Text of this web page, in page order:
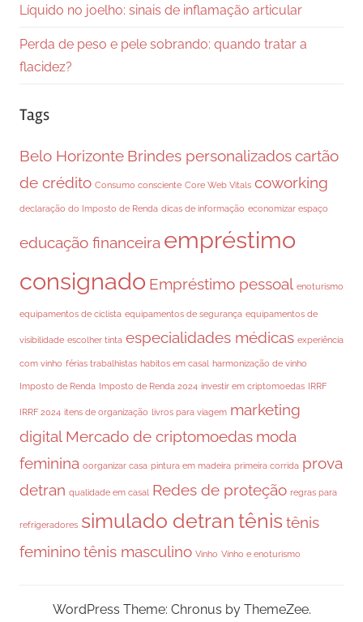
Líquido no joelho: sinais de inflamação articular
Perda de peso e pele sobrando: quando tratar a
flacidez?
Tags
Belo Horizonte Brindes personalizadoscartão
de crédito Consumo consciente Core Web Vitals coworking
declaração do Imposto de Renda dicas de informação economizar espaço
educação financeira empréstimo
consignado Empréstimo pessoal enoturismo
equipamentos de ciclista equipamentos de segurança equipamentos de
visibilidade escolher tinta especialidades médicas experiência
com vinho férias trabalhistas habitos em casal harmonização de vinho
Imposto de Renda Imposto de Renda 2024 investir em criptomoedas IRRF
IRRF 2024 itens de organização livros para viagem marketing
digital Mercado de criptomoedas moda
feminina oorganizar casa pintura em madeira primeira corrida prova
detran qualidade em casal Redes de proteção regras para
refrigeradores simulado detran tênis tênis
femininotênis masculino Vinho Vinho e enoturismo
WordPress Theme: Chronus by ThemeZee.